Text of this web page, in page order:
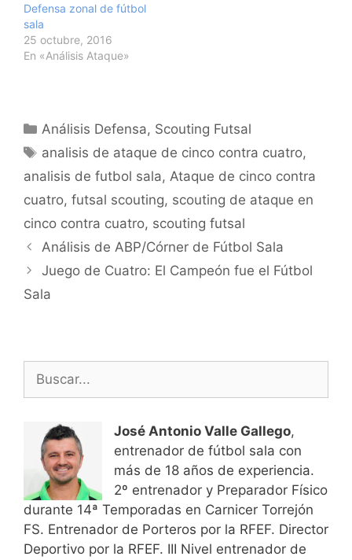
Defensa zonal de fútbol
sala
25 octubre, 2016
En «Análisis Ataque»
Categorías
Análisis Defensa, Scouting Futsal
Etiquetas
analisis de ataque de cinco contra cuatro,
analisis de futbol sala, Ataque de cinco contra
cuatro, futsal scouting, scouting de ataque en
cinco contra cuatro, scouting futsal
Navegación
de
entradas
Análisis de ABP/Córner de Fútbol Sala
Juego de Cuatro: El Campeón fue el Fútbol
Sala
José Antonio Valle Gallego,
entrenador de fútbol sala con
más de 18 años de experiencia.
2º entrenador y Preparador Físico
durante 14ª Temporadas en Carnicer Torrejón
FS. Entrenador de Porteros por la RFEF. Director
Deportivo por la RFEF. III Nivel entrenador de